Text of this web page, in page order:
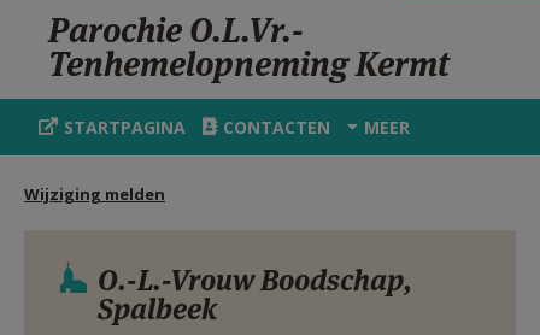
STARTPAGINA
KERK
VIERINGEN
HULP
MIJN PAROCHIE
Parochie O.L.Vr.-
Tenhemelopneming Kermt
STARTPAGINA CONTACTEN MEER
Wijziging melden
O.-L.-Vrouw Boodschap,
Spalbeek